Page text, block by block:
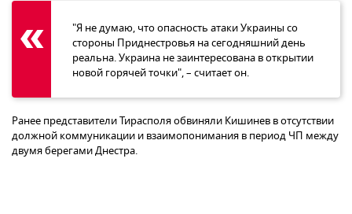
"Я не думаю, что опасность атаки Украины со
стороны Приднестровья на сегодняшний день
реальна. Украина не заинтересована в открытии
новой горячей точки", – считает он.
Ранее представители Тирасполя обвиняли Кишинев в отсутствии
должной коммуникации и взаимопонимания в период ЧП между
двумя берегами Днестра.